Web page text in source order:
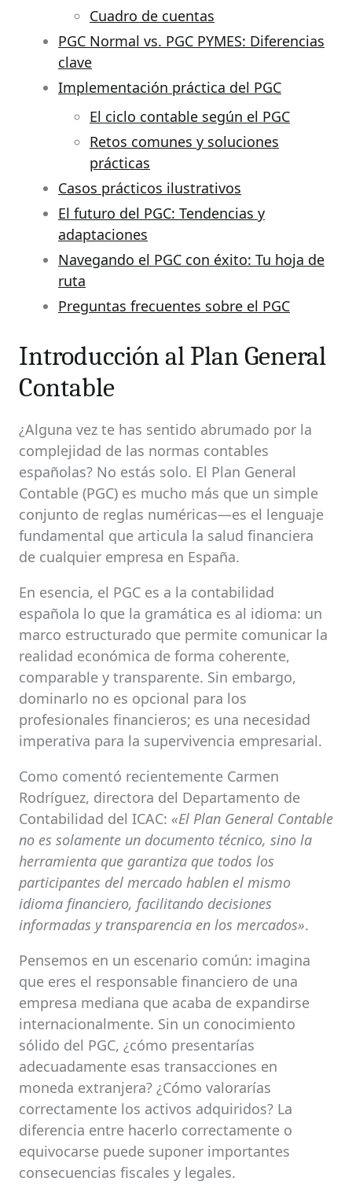
Cuadro de cuentas
PGC Normal vs. PGC PYMES: Diferencias
clave
Implementación práctica del PGC
El ciclo contable según el PGC
Retos comunes y soluciones
prácticas
Casos prácticos ilustrativos
El futuro del PGC: Tendencias y
adaptaciones
Navegando el PGC con éxito: Tu hoja de
ruta
Preguntas frecuentes sobre el PGC
Introducción al Plan General
Contable
¿Alguna vez te has sentido abrumado por la
complejidad de las normas contables
españolas? No estás solo. El Plan General
Contable (PGC) es mucho más que un simple
conjunto de reglas numéricas—es el lenguaje
fundamental que articula la salud financiera
de cualquier empresa en España.
En esencia, el PGC es a la contabilidad
española lo que la gramática es al idioma: un
marco estructurado que permite comunicar la
realidad económica de forma coherente,
comparable y transparente. Sin embargo,
dominarlo no es opcional para los
profesionales financieros; es una necesidad
imperativa para la supervivencia empresarial.
Como comentó recientemente Carmen
Rodríguez, directora del Departamento de
Contabilidad del ICAC: «El Plan General Contable
no es solamente un documento técnico, sino la
herramienta que garantiza que todos los
participantes del mercado hablen el mismo
idioma financiero, facilitando decisiones
informadas y transparencia en los mercados».
Pensemos en un escenario común: imagina
que eres el responsable financiero de una
empresa mediana que acaba de expandirse
internacionalmente. Sin un conocimiento
sólido del PGC, ¿cómo presentarías
adecuadamente esas transacciones en
moneda extranjera? ¿Cómo valorarías
correctamente los activos adquiridos? La
diferencia entre hacerlo correctamente o
equivocarse puede suponer importantes
consecuencias fiscales y legales.